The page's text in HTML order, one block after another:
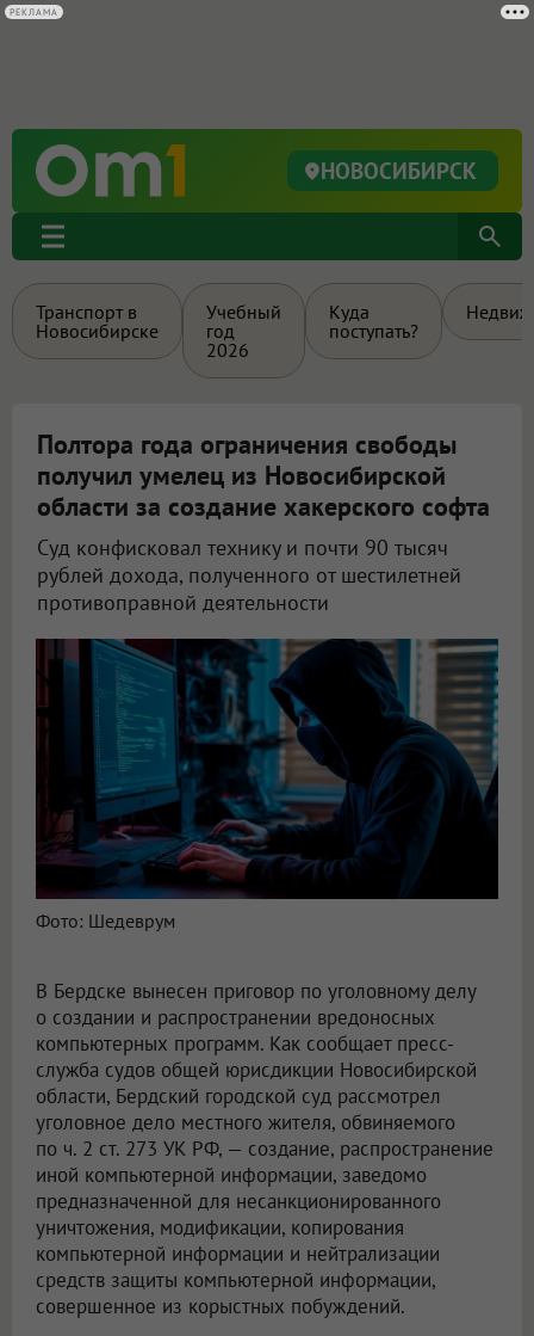
НОВОСИБИРСК
Транспорт в
Новосибирске
Учебный
год
2026
Куда
поступать?
Полтора года ограничения свободы
получил умелец из Новосибирской
области за создание хакерского софта
Суд конфисковал технику и почти 90 тысяч
рублей дохода, полученного от шестилетней
противоправной деятельности
Фото: Шедеврум
В Бердске вынесен приговор по уголовному делу
о создании и распространении вредоносных
компьютерных программ. Как сообщает пресс-
служба судов общей юрисдикции Новосибирской
области, Бердский городской суд рассмотрел
уголовное дело местного жителя, обвиняемого
по ч. 2 ст. 273 УК РФ, — создание, распространение
иной компьютерной информации, заведомо
предназначенной для несанкционированного
уничтожения, модификации, копирования
компьютерной информации и нейтрализации
средств защиты компьютерной информации,
совершенное из корыстных побуждений.
РЕКЛАМА